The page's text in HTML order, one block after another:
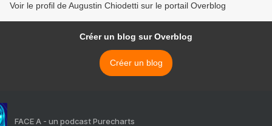
Voir le profil de Augustin Chiodetti sur le portail Overblog
Créer un blog sur Overblog
Créer un blog
FACE A - un podcast Purecharts